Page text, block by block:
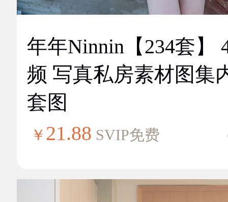
年年Ninnin【234套】
频 写真私房素材图集
套图
￥ 21.88 SVIP免费